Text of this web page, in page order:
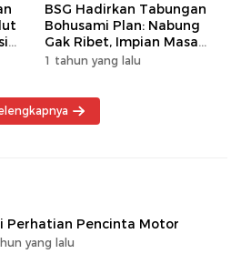
BSG Hadirkan Tabungan
Bohusami Plan: Nabung
Gak Ribet, Impian Masa
Depan Makin Dekat!
1 tahun yang lalu
Perhatian Pencinta Motor
yang lalu